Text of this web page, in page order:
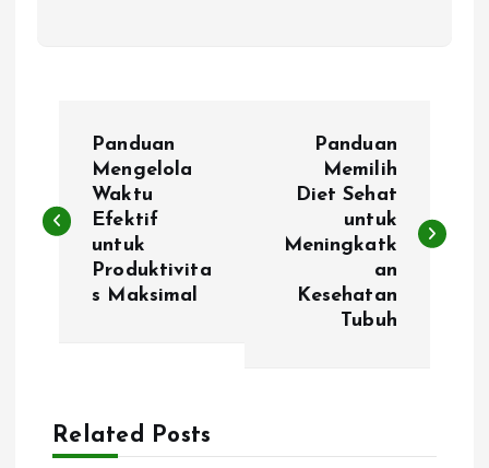
s
v
Panduan
Mengelola
Waktu
Efektif
untuk
Produktivita
s Maksimal
Panduan
Memilih
Diet Sehat
untuk
Meningkatk
an
Kesehatan
Tubuh
Related Posts